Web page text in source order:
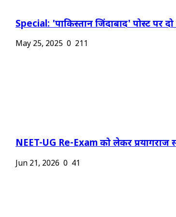
Special: 'पाकिस्तान जिंदाबाद' पोस्ट पर
May 25, 2025 0 211
NEET-UG Re-Exam को लेकर
Jun 21, 2026 0 41